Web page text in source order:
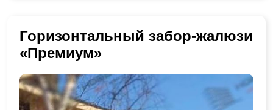
Горизонтальный забор-жалюзи
«Премиум»